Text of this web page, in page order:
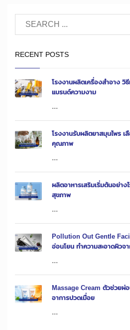
RECENT POSTS
โรงงานผลิตเครื่องสำอาง วิ
แบรนด์ความงาม
...
โรงงานรับผลิตยาสมุนไพร เ
คุณภาพ
...
ผลิตอาหารเสริมเริ่มต้นอย่า
สุขภาพ
...
Pollution Out Gentle
อ่อนโยน ทำความสะอาดผิวจ
...
Massage Cream ตัวช่วยผ่
อาการปวดเมื่อย
...